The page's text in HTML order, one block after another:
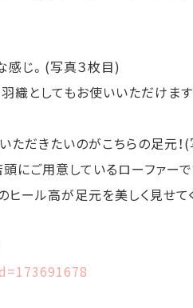
感じ。(写真３枚目)
織としてもお使いいただけます
ただきたいのがこちらの足元
にご用意しているローファーで
ール高が足元を美しく見せて